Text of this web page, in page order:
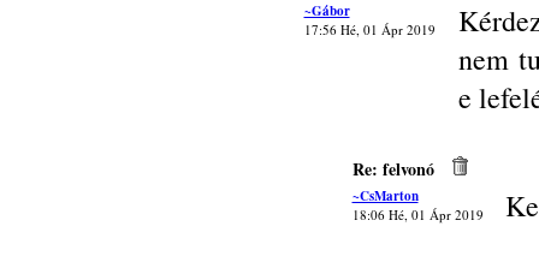
~Gábor
17:56 Hé, 01 Ápr 2019
nem
e
Re: felvonó
~CsMarton
18:06 Hé, 01 Ápr 2019